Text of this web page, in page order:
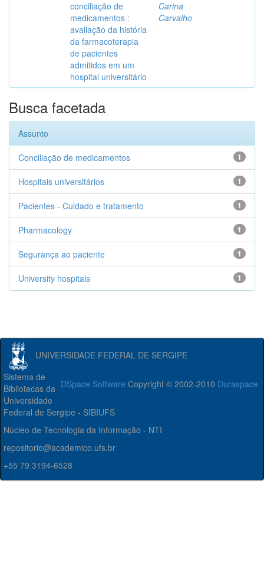
conciliação de
medicamentos :
avaliação da história
da farmacoterapia
de pacientes
admitidos em um
hospital universitário
Carina
Carvalho
Busca facetada
Assunto
1
Conciliação de medicamentos
1
Hospitais universitários
1
Pacientes - Cuidado e tratamento
1
Pharmacology
1
Segurança ao paciente
1
University hospitals
UNIVERSIDADE FEDERAL DE SERGIPE
DSpace Software Copyright © 2002-2010 Duraspace
Sistema de
Bibliotecas da
Universidade
Federal de Sergipe - SIBIUFS
Núcleo de Tecnologia da Informação - NTI
repositorio@academico.ufs.br
+55 79 3194-6528